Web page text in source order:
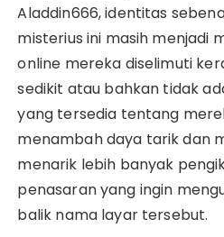
Aladdin666, identitas
misterius ini masih menjadi
online mereka diselimuti
sedikit atau bahkan tidak
yang tersedia tentang
menambah daya tarik dan
menarik lebih banyak
penasaran yang ingin
balik nama layar tersebut.